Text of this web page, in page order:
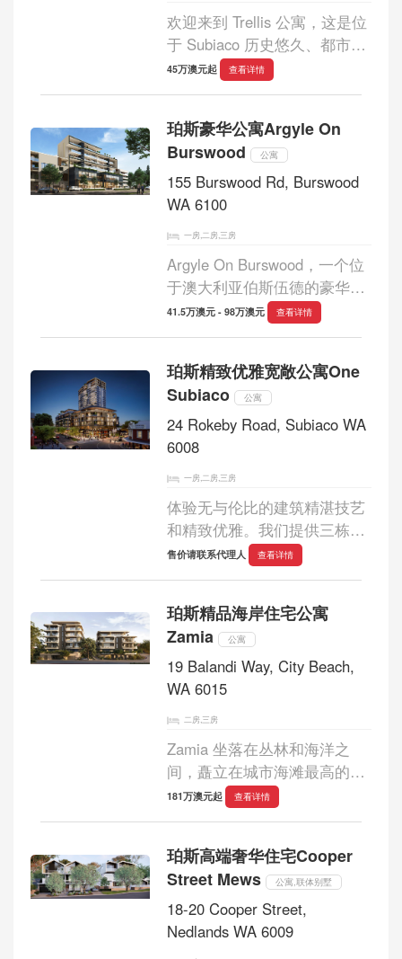
欢迎来到 Trellis 公寓，这是位
于 Subiaco 历史悠久、都市繁
华街区的一系列精心设计的住
宅。Trellis 公寓拥有一系列独
建筑树立新的标杆。 -1 卧室
起价 $450,...
45万澳元起 查看详情
珀斯豪华公寓Argyle On
Burswood
公寓
155 Burswood Rd, Burswood
WA 6100
一房,二房,三房
Argyle On Burswood，一个位
于澳大利亚伯斯伍德的豪华公
寓项目，是您理想的城市生活
方式的体现。项目距离珀斯市
景如画的公园、咖啡馆、餐
馆、河边的步行道...
41.5万澳元 - 98万澳元 查看详情
珀斯精致优雅宽敞公寓One
Subiaco
公寓
24 Rokeby Road, Subiaco WA
6008
一房,二房,三房
体验无与伦比的建筑精湛技艺
和精致优雅。我们提供三栋风
格各异的建筑供您选择，每栋
两居室和三居室公寓，专为当
地自住...
售价请联系代理人 查看详情
珀斯精品海岸住宅公寓
Zamia
公寓
19 Balandi Way, City Beach,
WA 6015
二房,三房
Zamia 坐落在丛林和海洋之
间，矗立在城市海滩最高的山
脊之一上，从高处可以欣赏到
最美的风景。这 31 套精品住
市天际线和邻近的高尔夫球场
到周围丛林的...
181万澳元起 查看详情
珀斯高端奢华住宅Cooper
Street Mews
公寓,联体别墅
18-20 Cooper Street,
Nedlands WA 6009